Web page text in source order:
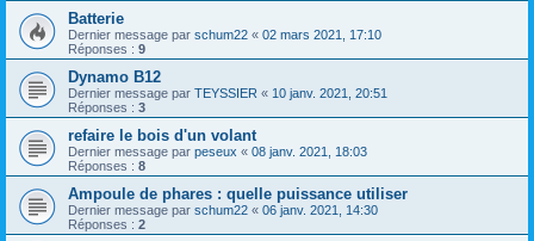
Batterie
Dernier message par schum22 « 02 mars 2021, 17:10
Réponses : 9
Dynamo B12
Dernier message par TEYSSIER « 10 janv. 2021, 20:51
Réponses : 3
refaire le bois d'un volant
Dernier message par peseux « 08 janv. 2021, 18:03
Réponses : 8
Ampoule de phares : quelle puissance utiliser
Dernier message par schum22 « 06 janv. 2021, 14:30
Réponses : 2